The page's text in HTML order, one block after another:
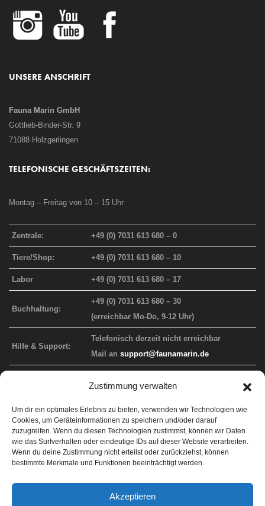
Zustimmung verwalten
Um dir ein optimales Erlebnis zu bieten, verwenden wir Technologien wie
Cookies, um Geräteinformationen zu speichern und/oder darauf
zuzugreifen. Wenn du diesen Technologien zustimmst, können wir Daten
wie das Surfverhalten oder eindeutige IDs auf dieser Website verarbeiten.
Wenn du deine Zustimmung nicht erteilst oder zurückziehst, können
bestimmte Merkmale und Funktionen beeinträchtigt werden.
Akzeptieren
UNSERE ANSCHRIFT
Fauna Marin GmbH
Gottlieb-Binder-Str. 9
71088 Holzgerlingen
TELEFONISCHE GESCHÄFTSZEITEN:
Montag – Freitag von 10 – 15 Uhr
Zentrale: +49 (0) 7031 613 680 – 0
Tiere/Shop: +49 (0) 7031 613 680 – 10
Labor +49 (0) 7031 613 680 – 17
Buchhaltung:
+49 (0) 7031 613 680 – 30
(erreichbar Mo-Do, 9-12 Uhr)
Hilfe & Support:
Telefonisch derzeit nicht erreichbar
Mail an support@faunamarin.de
FAUNA MARIN WEBAUFTRITT
Info-Website faunamarin.de
Endkunden-Shop faunamarincorals.de
Händler-Shop b2b.faunamarin.de